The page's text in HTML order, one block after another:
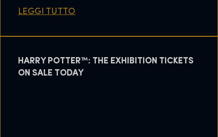
LEGGI TUTTO
HARRY POTTER™: THE EXHIBITION TICKETS
ON SALE TODAY